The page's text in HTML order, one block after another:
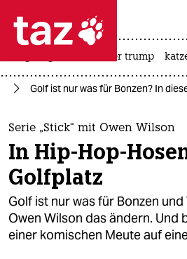
 taz zahl ich
taz zahl ich
themen
politik
öko
gesellschaft
usa unter trump
Golf ist nur was für Bonzen? In
Serie „Stick“ mit Owen Wilson
In Hip-Hop-
Golfplatz
Golf ist nur was für Bonzen und
Owen Wilson das ändern.
einer komischen Meute auf